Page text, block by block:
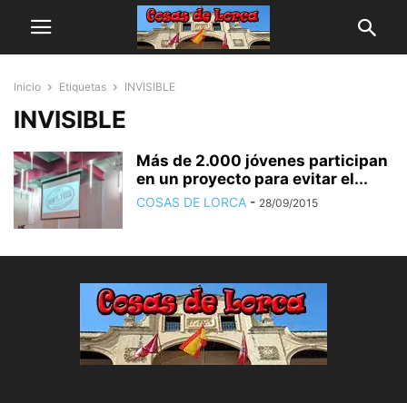
Inicio Etiquetas INVISIBLE
INVISIBLE
Más de 2.000 jóvenes participan
en un proyecto para evitar el...
COSAS DE LORCA - 28/09/2015